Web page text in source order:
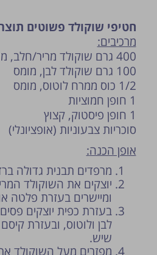
חטיפי שוקולד פשוטים
מרכיבים:
400 גרם שוקולד מריר/חלב, מומס
100 גרם שוקולד לבן, מומס
1/2 כוס ממרח לוטוס, מומס
1 חופן חמוציות
1 חופן פיסטוק, קצוץ
סוכריות צבעוניות (אופציונלי)
אופן הכנה:
מרפדים תבנית גדולה
יוצקים את השוקולד
ומיישרים בעזרת פלטה
בעזרת כפית יוצקים
לבן ולוטוס, ובעזרת
שיש.
מפזרים מעל השוקולד